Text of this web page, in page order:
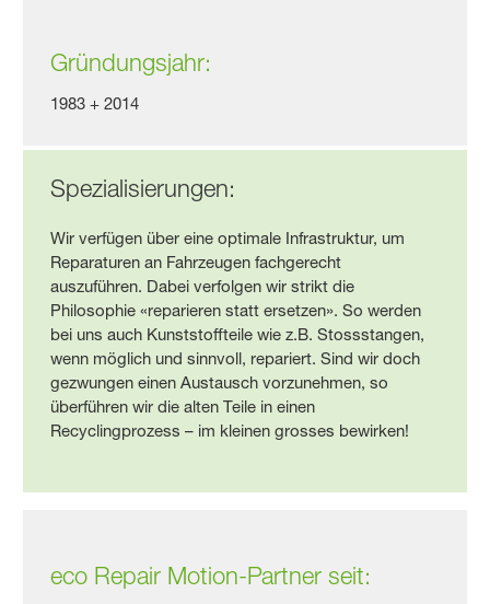
Gründungsjahr:
1983 + 2014
Spezialisierungen:
Wir verfügen über eine optimale Infrastruktur, um
Reparaturen an Fahrzeugen fachgerecht
auszuführen. Dabei verfolgen wir strikt die
Philosophie «reparieren statt ersetzen». So werden
bei uns auch Kunststoffteile wie z.B. Stossstangen,
wenn möglich und sinnvoll, repariert. Sind wir doch
gezwungen einen Austausch vorzunehmen, so
überführen wir die alten Teile in einen
Recyclingprozess – im kleinen grosses bewirken!
eco Repair Motion-Partner seit: